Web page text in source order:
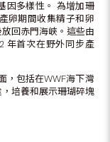
因多樣性。 為增加珊
卵期間收集精子和卵
回赤門海峽。這些由
年首次在野外同步產
，包括在WWF海下灣
培養和展示珊瑚碎塊